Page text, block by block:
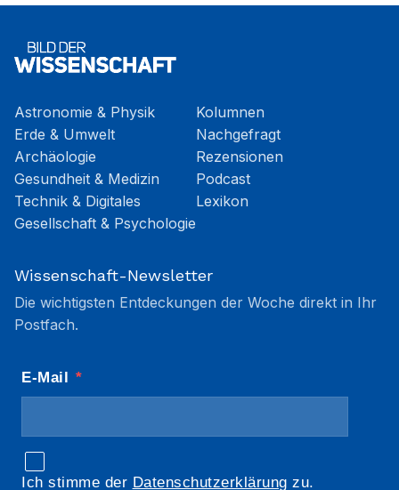
Astronomie & Physik
Erde & Umwelt
Archäologie
Gesundheit & Medizin
Technik & Digitales
Gesellschaft & Psychologie
Kolumnen
Nachgefragt
Rezensionen
Podcast
Lexikon
Wissenschaft-Newsletter
Die wichtigsten Entdeckungen der Woche direkt in Ihr
Postfach.